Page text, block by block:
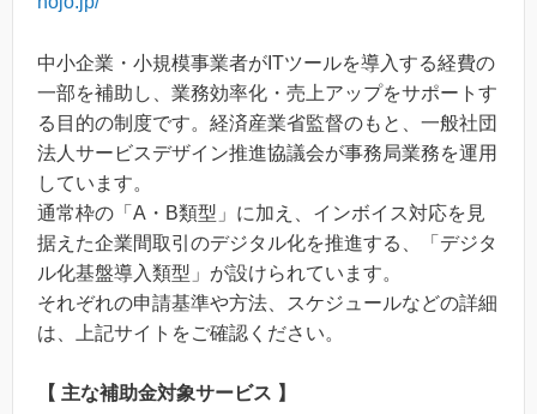
中小企業・小規模事業者がITツールを導入する経費の
一部を補助し、業務効率化・売上アップをサポートす
る目的の制度です。経済産業省監督のもと、一般社団
法人サービスデザイン推進協議会が事務局業務を運用
しています。
通常枠の「A・B類型」に加え、インボイス対応を見
据えた企業間取引のデジタル化を推進する、「デジタ
ル化基盤導入類型」が設けられています。
それぞれの申請基準や方法、スケジュールなどの詳細
は、上記サイトをご確認ください。
【 主な補助金対象サービス 】